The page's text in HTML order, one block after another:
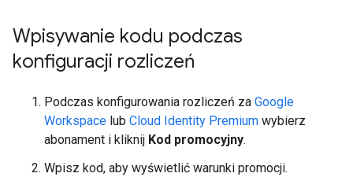
Wpisywanie kodu podczas
konfiguracji rozliczeń
Podczas konfigurowania rozliczeń za Google
Workspace lub Cloud Identity Premium wybierz
abonament i kliknij Kod promocyjny.
Wpisz kod, aby wyświetlić warunki promocji.